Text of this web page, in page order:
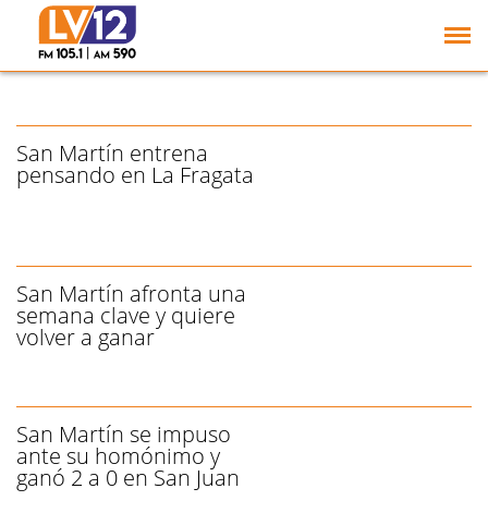
Moisello sobre De
Muner: "Hay cosas que
no se hablan"
San Martín entrena
pensando en La Fragata
San Martín afronta una
semana clave y quiere
volver a ganar
San Martín se impuso
ante su homónimo y
ganó 2 a 0 en San Juan